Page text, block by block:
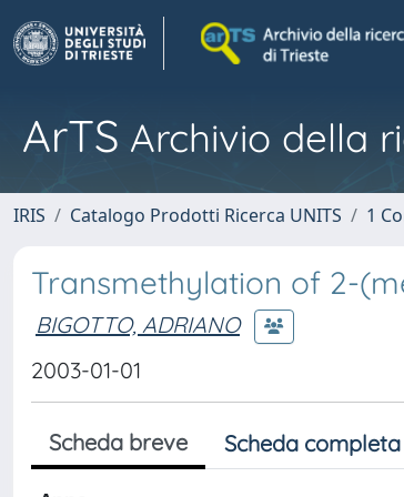
ArTS Archivio della
IRIS Catalogo Prodotti Ricerca UNITS 1
Transmethylation of 2-
BIGOTTO, ADRIANO
2003-01-01
Scheda breve Scheda completa